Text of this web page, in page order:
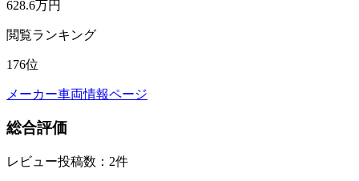
628.6万円
閲覧ランキング
176位
メーカー車両情報ページ
総合評価
レビュー投稿数：2件